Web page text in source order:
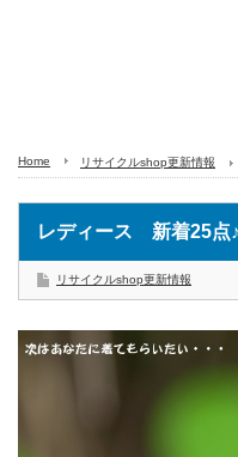
Home リサイクルshop更新情報
レディース 新着25点
リサイクルshop更新情報